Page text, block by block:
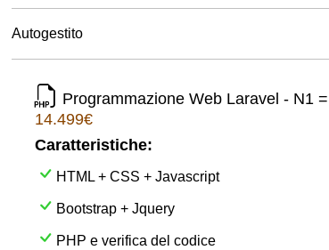
Autogestito
Programmazione Web Laravel - N1
14.499€
Caratteristiche:
HTML + CSS + Javascript
Bootstrap + Jquery
PHP e verifica del codice